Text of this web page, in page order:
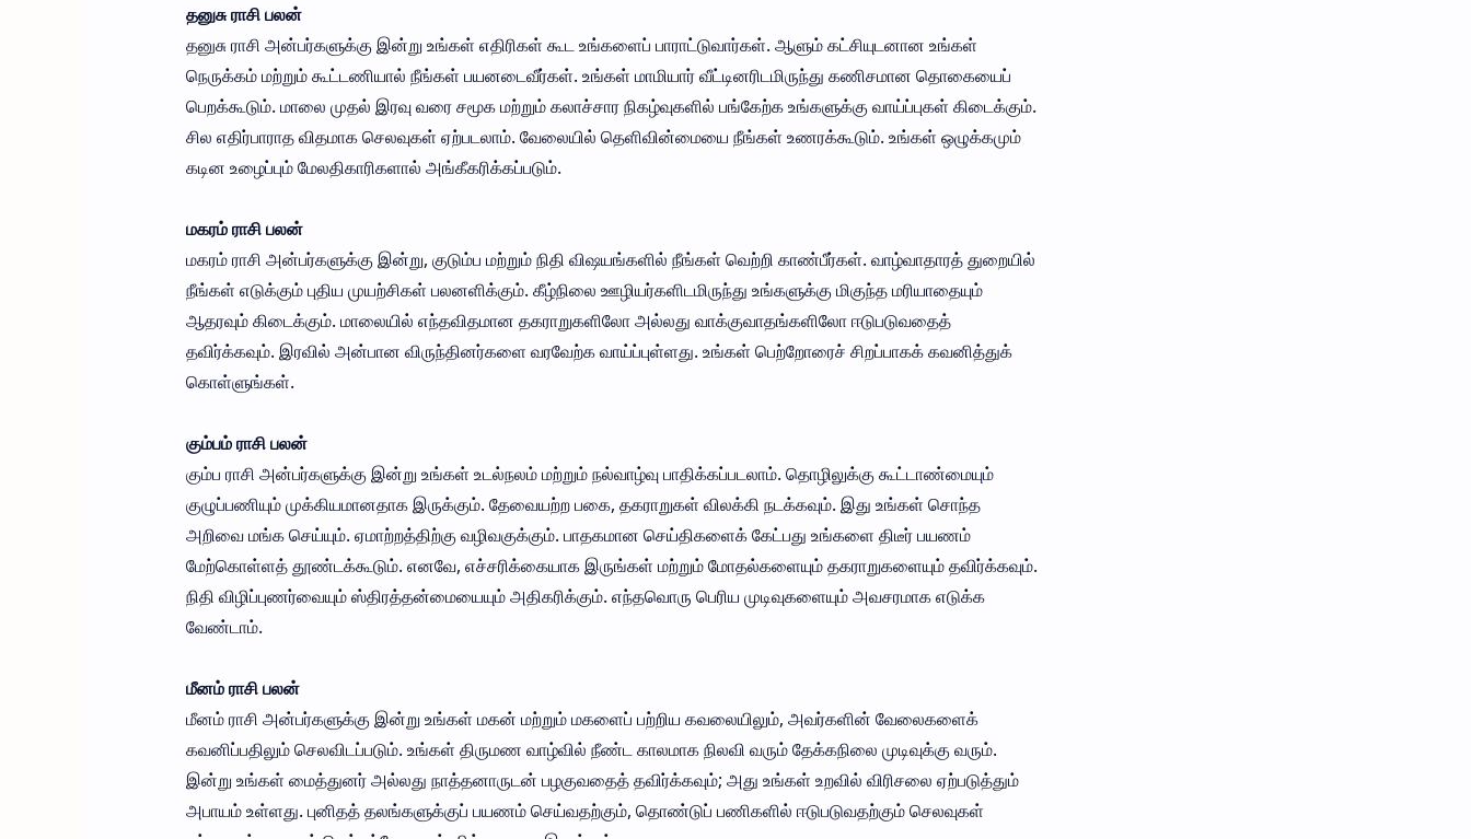
தனுசு ராசி பலன்
தனுசு ராசி அன்பர்களுக்கு இன்று உங்கள் எதிரிகள் கூட உங்களைப் பாராட்டுவார்கள். ஆளும் கட்சியுடனான உங்கள்
நெருக்கம் மற்றும் கூட்டணியால் நீங்கள் பயனடைவீர்கள். உங்கள் மாமியார் வீட்டினரிடமிருந்து கணிசமான தொகையைப்
பெறக்கூடும். மாலை முதல் இரவு வரை சமூக மற்றும் கலாச்சார நிகழ்வுகளில் பங்கேற்க உங்களுக்கு வாய்ப்புகள் கிடைக்கும்.
சில எதிர்பாராத விதமாக செலவுகள் ஏற்படலாம். வேலையில் தெளிவின்மையை நீங்கள் உணரக்கூடும். உங்கள் ஒழுக்கமும்
கடின உழைப்பும் மேலதிகாரிகளால் அங்கீகரிக்கப்படும்.
மகரம் ராசி பலன்
மகரம் ராசி அன்பர்களுக்கு இன்று, குடும்ப மற்றும் நிதி விஷயங்களில் நீங்கள் வெற்றி காண்பீர்கள். வாழ்வாதாரத் துறையில்
நீங்கள் எடுக்கும் புதிய முயற்சிகள் பலனளிக்கும். கீழ்நிலை ஊழியர்களிடமிருந்து உங்களுக்கு மிகுந்த மரியாதையும்
ஆதரவும் கிடைக்கும். மாலையில் எந்தவிதமான தகராறுகளிலோ அல்லது வாக்குவாதங்களிலோ ஈடுபடுவதைத்
தவிர்க்கவும். இரவில் அன்பான விருந்தினர்களை வரவேற்க வாய்ப்புள்ளது. உங்கள் பெற்றோரைச் சிறப்பாகக் கவனித்துக்
கொள்ளுங்கள்.
கும்பம் ராசி பலன்
கும்ப ராசி அன்பர்களுக்கு இன்று உங்கள் உடல்நலம் மற்றும் நல்வாழ்வு பாதிக்கப்படலாம். தொழிலுக்கு கூட்டாண்மையும்
குழுப்பணியும் முக்கியமானதாக இருக்கும். தேவையற்ற பகை, தகராறுகள் விலக்கி நடக்கவும். இது உங்கள் சொந்த
அறிவை மங்க செய்யும். ஏமாற்றத்திற்கு வழிவகுக்கும். பாதகமான செய்திகளைக் கேட்பது உங்களை திடீர் பயணம்
மேற்கொள்ளத் தூண்டக்கூடும். எனவே, எச்சரிக்கையாக இருங்கள் மற்றும் மோதல்களையும் தகராறுகளையும் தவிர்க்கவும்.
நிதி விழிப்புணர்வையும் ஸ்திரத்தன்மையையும் அதிகரிக்கும். எந்தவொரு பெரிய முடிவுகளையும் அவசரமாக எடுக்க
வேண்டாம்.
மீனம் ராசி பலன்
மீனம் ராசி அன்பர்களுக்கு இன்று உங்கள் மகன் மற்றும் மகளைப் பற்றிய கவலையிலும், அவர்களின் வேலைகளைக்
கவனிப்பதிலும் செலவிடப்படும். உங்கள் திருமண வாழ்வில் நீண்ட காலமாக நிலவி வரும் தேக்கநிலை முடிவுக்கு வரும்.
இன்று உங்கள் மைத்துனர் அல்லது நாத்தனாருடன் பழகுவதைத் தவிர்க்கவும்; அது உங்கள் உறவில் விரிசலை ஏற்படுத்தும்
அபாயம் உள்ளது. புனிதத் தலங்களுக்குப் பயணம் செய்வதற்கும், தொண்டுப் பணிகளில் ஈடுபடுவதற்கும் செலவுகள்